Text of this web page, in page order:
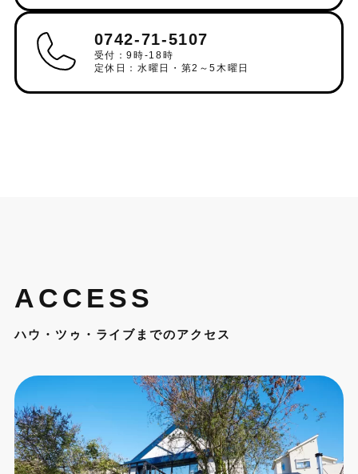
0742-71-5107
受付：9時-18時
定休日：水曜日・第2～5木曜日
ACCESS
ハウ・ツゥ・ライブまでのアクセス